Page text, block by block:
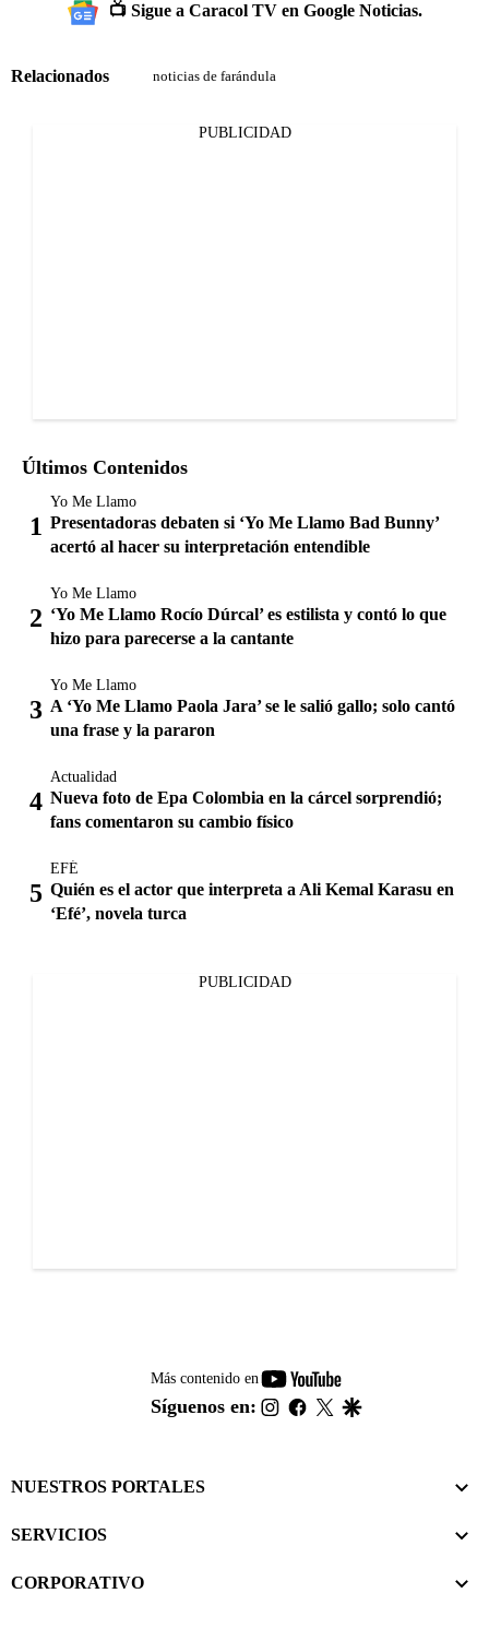
📺 Sigue a Caracol TV en Google Noticias.
Relacionados noticias de farándula
PUBLICIDAD
Últimos Contenidos
Yo Me Llamo
Presentadoras debaten si ‘Yo Me Llamo Bad Bunny’
acertó al hacer su interpretación entendible
Yo Me Llamo
‘Yo Me Llamo Rocío Dúrcal’ es estilista y contó lo que
hizo para parecerse a la cantante
Yo Me Llamo
A ‘Yo Me Llamo Paola Jara’ se le salió gallo; solo cantó
una frase y la pararon
Actualidad
Nueva foto de Epa Colombia en la cárcel sorprendió;
fans comentaron su cambio físico
EFÉ
Quién es el actor que interpreta a Ali Kemal Karasu en
‘Efé’, novela turca
PUBLICIDAD
Más contenido en
youtube-
footer
Síguenos en: instagram
facebook
twitter
NUESTROS PORTALES
SERVICIOS
CORPORATIVO